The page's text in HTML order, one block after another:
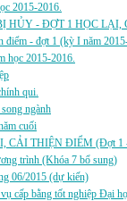
2015-2016.
HỦY - ĐỢT 1 HỌC
- đợt 1 (kỳ I năm
học 2015-2016.
qui.
ngành
cuối
CẢI THIỆN ĐIỂM (Đợt 1
trình (Khóa 7 bổ sung)
06/2015 (dự kiến)
cấp bằng tốt nghiệp Đại